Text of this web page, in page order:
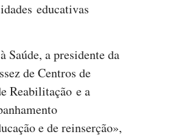
educativas
Saúde, a presidente da
de Centros de
Reabilitação e a
e de reinserção»,